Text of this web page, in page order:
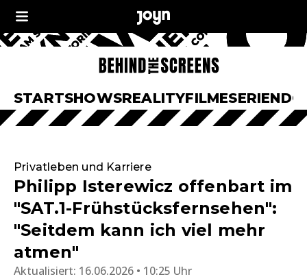
STARTSHOWSREALITYFILMESERIEN
Privatleben und Karriere
Philipp Isterewicz offenbart im
"SAT.1-Frühstücksfernsehen":
"Seitdem kann ich viel mehr
atmen"
Aktualisiert: 16.06.2026 • 10:25 Uhr